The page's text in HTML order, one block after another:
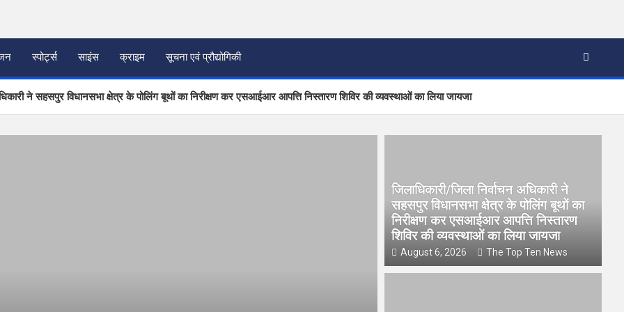
स्पोर्ट्स साइंस क्राइम सूचना एवं प्रौद्योगिकी
ने सहसपुर विधानसभा क्षेत्र के पोलिंग बूथों का निरीक्षण कर एसआईआर आपत्ति निस्तारण शिविर की व्यवस्थाओं का लिया जायजा
को मिली नई जिम्मेदारी
जिलाधिकारी/जिला निर्वाचन अधिकारी ने
सहसपुर विधानसभा क्षेत्र के पोलिंग बूथों का
निरीक्षण कर एसआईआर आपत्ति निस्तारण
शिविर की व्यवस्थाओं का लिया जायजा
August 6, 2026 The Top Ten News